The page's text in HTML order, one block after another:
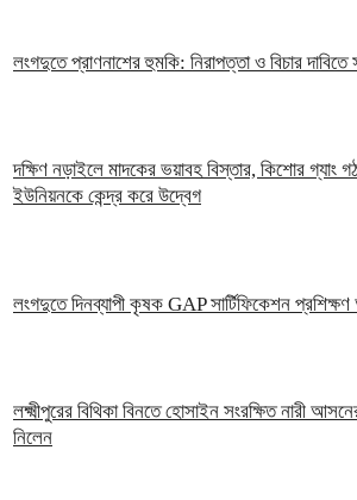
লংগদুতে প্রাণনাশের হুমকি: নিরাপত্তা ও বিচার দাবিতে
দক্ষিণ নড়াইলে মাদকের ভয়াবহ বিস্তার, কিশোর গ্যাং
ইউনিয়নকে কেন্দ্র করে উদ্বেগ
লংগদুতে দিনব্যাপী কৃষক GAP সার্টিফিকেশন প্রশিক্ষণ
লক্ষ্মীপুরের বিথিকা বিনতে হোসাইন সংরক্ষিত নারী
নিলেন